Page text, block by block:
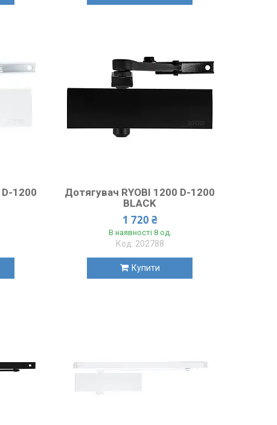
1200
Дотягувач RYOBI 1200 D-1200
BLACK
1 720 ₴
В наявності 8 од.
202788
Купити